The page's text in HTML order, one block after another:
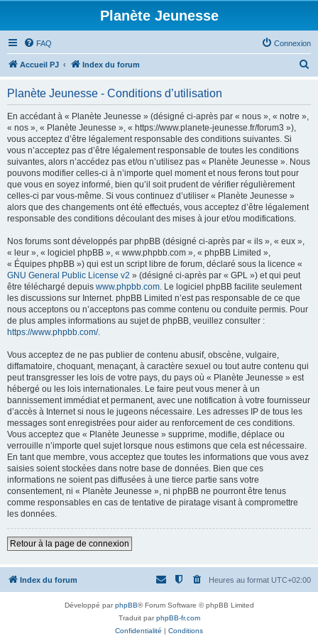
Planète Jeunesse
FAQ Connexion
Accueil PJ Index du forum
Planète Jeunesse - Conditions d’utilisation
En accédant à « Planète Jeunesse » (désigné ci-après par « nous », « notre »,
« nos », « Planète Jeunesse », « https://www.planete-jeunesse.fr/forum3 »),
vous acceptez d’être légalement responsable des conditions suivantes. Si
vous n’acceptez pas d’être légalement responsable de toutes les conditions
suivantes, alors n’accédez pas et/ou n’utilisez pas « Planète Jeunesse ». Nous
pouvons modifier celles-ci à n’importe quel moment et nous ferons tout pour
que vous en soyez informé, bien qu’il soit prudent de vérifier régulièrement
celles-ci par vous-même. Si vous continuez d’utiliser « Planète Jeunesse »
alors que des changements ont été effectués, vous acceptez d’être légalement
responsable des conditions découlant des mises à jour et/ou modifications.
Nos forums sont développés par phpBB (désigné ci-après par « ils », « eux »,
« leur », « logiciel phpBB », « www.phpbb.com », « phpBB Limited »,
« Équipes phpBB ») qui est un script libre de forum, déclaré sous la licence «
GNU General Public License v2 » (désigné ci-après par « GPL ») et qui peut
être téléchargé depuis www.phpbb.com. Le logiciel phpBB facilite seulement
les discussions sur Internet. phpBB Limited n’est pas responsable de ce que
nous acceptons ou n’acceptons pas comme contenu ou conduite permis. Pour
de plus amples informations au sujet de phpBB, veuillez consulter :
https://www.phpbb.com/.
Vous acceptez de ne pas publier de contenu abusif, obscène, vulgaire,
diffamatoire, choquant, menaçant, à caractère sexuel ou tout autre contenu qui
peut transgresser les lois de votre pays, du pays où « Planète Jeunesse » est
hébergé ou les lois internationales. Le faire peut vous mener à un
bannissement immédiat et permanent, avec une notification à votre fournisseur
d’accès à Internet si nous le jugeons nécessaire. Les adresses IP de tous les
messages sont enregistrées pour aider au renforcement de ces conditions.
Vous acceptez que « Planète Jeunesse » supprime, modifie, déplace ou
verrouille n’importe quel sujet lorsque nous estimons que cela est nécessaire.
En tant que membre, vous acceptez que toutes les informations que vous avez
saisies soient stockées dans notre base de données. Bien que ces
informations ne soient pas diffusées à une tierce partie sans votre
consentement, ni « Planète Jeunesse », ni phpBB ne pourront être tenus
comme responsables en cas de tentative de piratage visant à compromettre
les données.
Retour à la page de connexion
Index du forum Heures au format UTC+02:00
Développé parphpBB® Forum Software © phpBB Limited
Traduit parphpBB-fr.com
Confidentialité | Conditions